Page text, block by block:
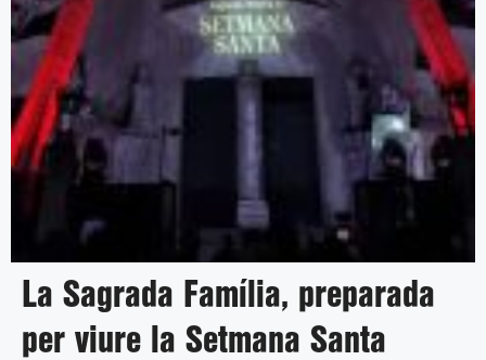
La Sagrada Família, preparada
per viure la Setmana Santa